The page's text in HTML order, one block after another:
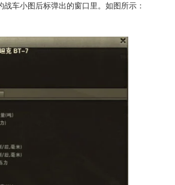
车小图后标弹出的窗口里。如图所示：